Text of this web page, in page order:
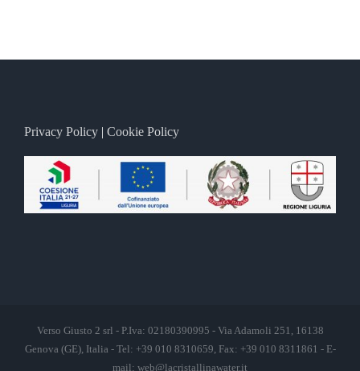
Privacy Policy | Cookie Policy
Verso Giusto 2 srl - P.Iva: 02180390995 - Via Adamoli 251, 16138
Genova (GE), Italia - Tel: +39 010 8310659, Fax: +39 010 8311861 - E-
mail: web@lacristallinawater.it